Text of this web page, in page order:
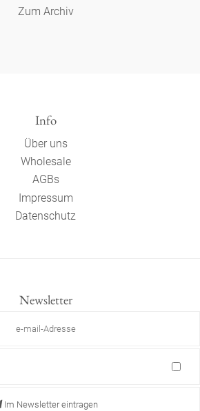
Zum Archiv
Info
Über uns
Wholesale
AGBs
Impressum
Datenschutz
Newsletter
Im Newsletter eintragen